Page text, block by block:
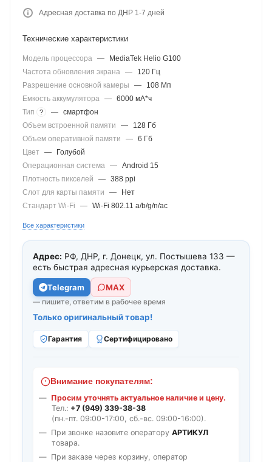
Адресная доставка по ДНР 1-7 дней
Технические характеристики
Модель процессора —
MediaTek Helio G100
Частота обновления экрана —
120 Гц
Разрешение основной камеры
—
108 Мп
Емкость аккумулятора — 6000 мА*ч
Тип
? — смартфон
Объем встроенной памяти
—
128 Гб
Объем оперативной памяти
— 6 Гб
Цвет
—
Голубой
Операционная система — Android 15
Плотность пикселей
— 388 ppi
Слот для карты памяти
—
Нет
Стандарт Wi-Fi
— Wi-Fi 802.11 a/b/g/n/ac
Все характеристики
Адрес: РФ, ДНР, г. Донецк, ул. Постышева 133 —
есть быстрая адресная курьерская доставка.
Telegram МАХ
— пишите, ответим в рабочее время
Только оригинальный товар!
Гарантия Сертифицировано
Внимание покупателям:
Просим уточнять актуальное наличие и цену.
Тел.: +7 (949) 339-38-38
(пн.-пт. 09:00-17:00, сб.-вс. 09:00-16:00).
При звонке назовите оператору АРТИКУЛ
товара.
При заказе через корзину, оператор